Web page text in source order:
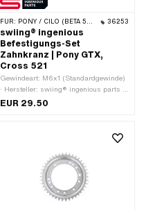
FÜR: PONY / CILO (BETA 521 & 512) 36253
swiing® ingenious
Befestigungs-Set
Zahnkranz | Pony GTX,
Cross 521
Gewindeart: M6x1 (Standardgewinde)
· Hersteller: swiing® ingenious parts ·
Material: Chromstahl
rostfrei · Oberfläche: verzinkt (blau) ·
Nenndurchmesser (Gewinde): 6 mm ·
Antrieb: Aussensechskant ·
Schraubenkopf: Sechskant ·
Schlüsselweite: 10 mm · Anzahl
Bestandteile: 19 Stk.
EUR 29.50